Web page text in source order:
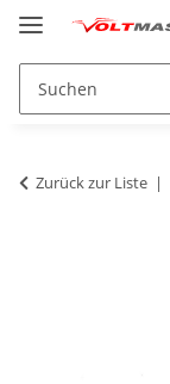
Zurück zur Liste